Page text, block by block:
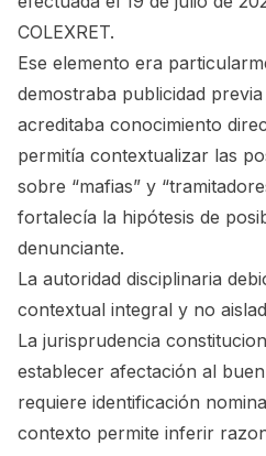
COLEXRET.
Ese elemento era
demostraba publicidad
acreditaba conocimiento
permitía contextualizar las
sobre “mafias” y
fortalecía la hipótesis de
denunciante.
La autoridad disciplinaria
contextual integral y no
La jurisprudencia
establecer afectación al
requiere identificación
contexto permite inferir